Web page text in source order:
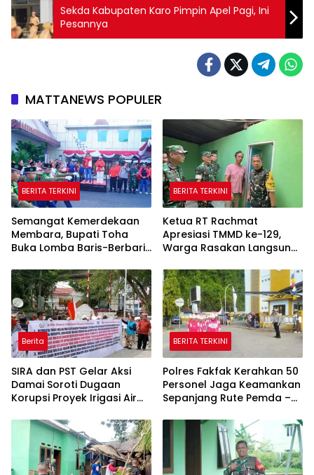
Sekda Kabupaten Karo Pimpin Apel Pagi, Ini
Pesannya
MATTANEWS POPULER
BERITA TERKINI
Semangat Kemerdekaan
Membara, Bupati Toha
Buka Lomba Baris-Berbaris
BERITA TERKINI
Ketua RT Rachmat
Apresiasi TMMD ke-129,
Warga Rasakan Langsung
Berita
SIRA dan PST Gelar Aksi
Damai Soroti Dugaan
Korupsi Proyek Irigasi Air
Dihadirkan di Persidangan
BERITA TERKINI
Polres Fakfak Kerahkan 50
Personel Jaga Keamankan
Sepanjang Rute Pemda –